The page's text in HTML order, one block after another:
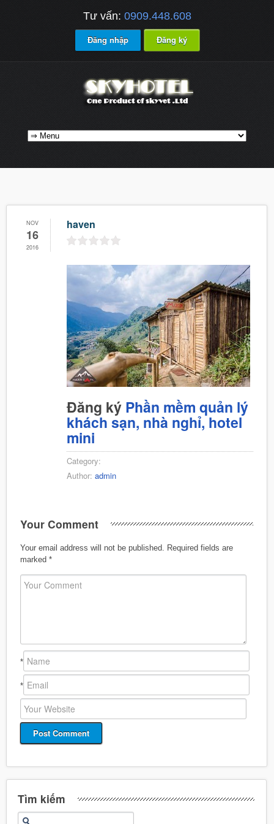
Tư vấn: 0909.448.608
Đăng nhập Đăng ký
NOV
16
2016
haven
Đăng ký Phần mềm quản lý
khách sạn, nhà nghỉ, hotel
mini
Category:
Author: admin
Your Comment
Your email address will not be published.
Required fields are
marked *
*
*
Tìm kiếm